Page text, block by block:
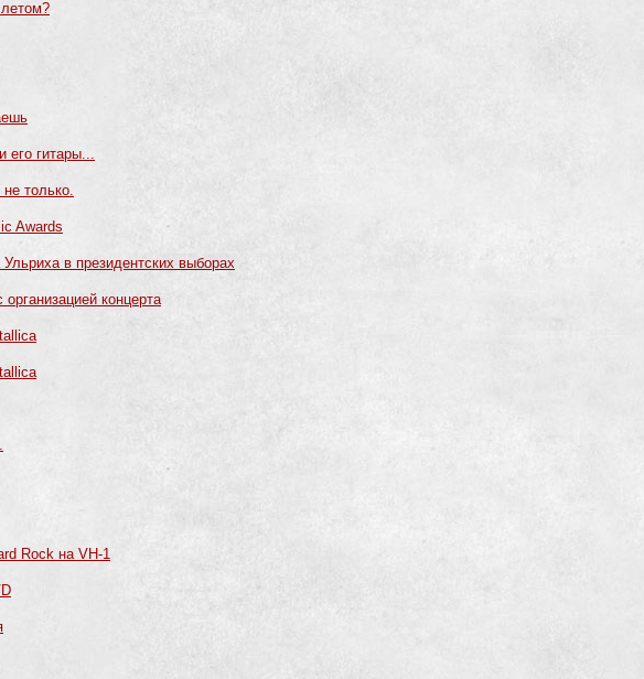
его гитары...
только.
Awards
в президентских выборах
концерта
Rock на VH-1